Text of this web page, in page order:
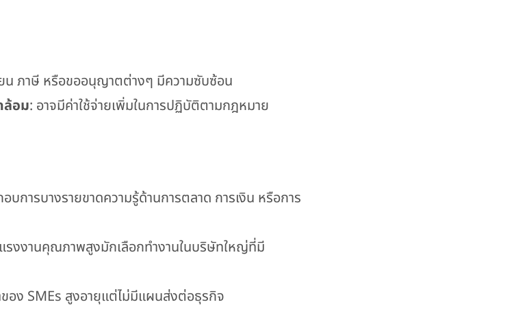
น ภาษี หรือขออนุญาตต่างๆ มีความซับซ้อน
ล้อม: อาจมีค่าใช้จ่ายเพิ่มในการปฏิบัติตามกฎหมาย
บการบางรายขาดความรู้ด้านการตลาด การเงิน หรือการ
รงงานคุณภาพสูงมักเลือกทำงานในบริษัทใหญ่ที่มี
ของ SMEs สูงอายุแต่ไม่มีแผนส่งต่อธุรกิจ